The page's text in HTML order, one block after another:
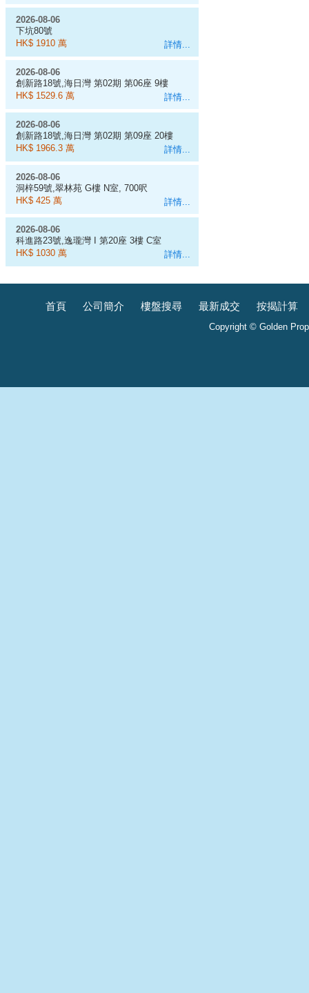
詳情...
2026-08-06
下坑80號
HK$ 1910 萬
詳情...
2026-08-06
創新路18號,海日灣 第02期 第06座 9樓
D室
HK$ 1529.6 萬
詳情...
2026-08-06
創新路18號,海日灣 第02期 第09座 20樓
J室
HK$ 1966.3 萬
詳情...
2026-08-06
洞梓59號,翠林苑 G樓 N室, 700呎
HK$ 425 萬
詳情...
2026-08-06
科進路23號,逸瓏灣 I 第20座 3樓 C室
HK$ 1030 萬
首頁 公司簡介 樓盤搜尋 最新成交 按揭計算
Copyright © Golden